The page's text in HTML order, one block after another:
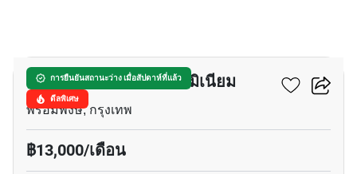
การยืนยันสถานะว่าง เมื่อสัปดาห์ที่แล้ว
ดีลพิเศษ
เดอะ ไพร์ม สวีท คอนโดมิเนียม
พร้อมพงษ์, กรุงเทพ
฿13,000/เดือน